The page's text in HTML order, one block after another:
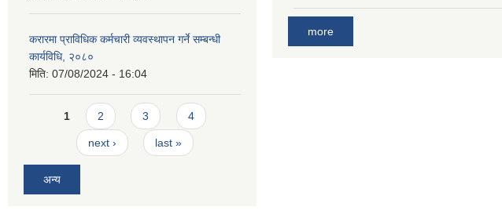
करारमा प्राविधिक कर्मचारी व्यवस्थापन गर्ने सम्बन्धी
कार्यविधि, २०८०
मिति: 07/08/2024 - 16:04
Pages
1 2 3 4
next › last »
अन्य
more